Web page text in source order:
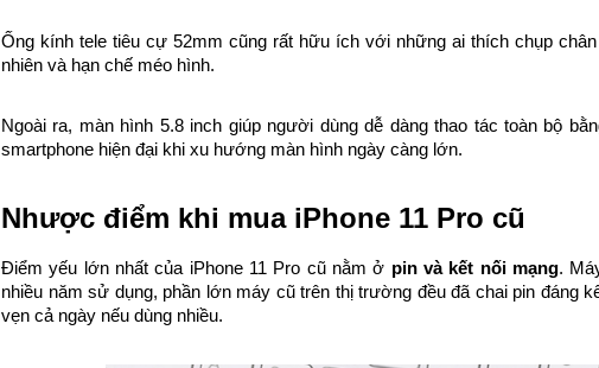
Ống kính tele tiêu cự 52mm cũng rất hữu ích với những ai thích chụp
nhiên và hạn chế méo hình.
Ngoài ra, màn hình 5.8 inch giúp người dùng dễ dàng thao tác toàn bộ
smartphone hiện đại khi xu hướng màn hình ngày càng lớn.
Nhược điểm khi mua iPhone 11 Pro cũ
Điểm yếu lớn nhất của iPhone 11 Pro cũ nằm ở pin và kết nối mạng.
nhiều năm sử dụng, phần lớn máy cũ trên thị trường đều đã chai pin đáng
vẹn cả ngày nếu dùng nhiều.